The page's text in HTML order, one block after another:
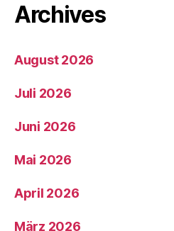
Archives
August 2026
Juli 2026
Juni 2026
Mai 2026
April 2026
März 2026